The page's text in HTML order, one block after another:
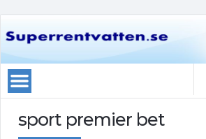
sport premier bet